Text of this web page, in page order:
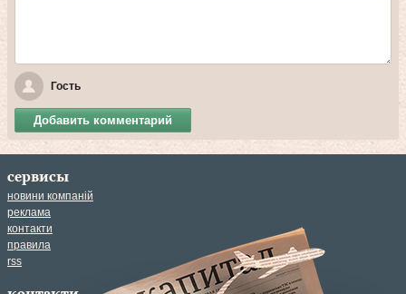
Гость
Добавить комментарий
сервисы
новини компаній
реклама
контакти
правила
rss